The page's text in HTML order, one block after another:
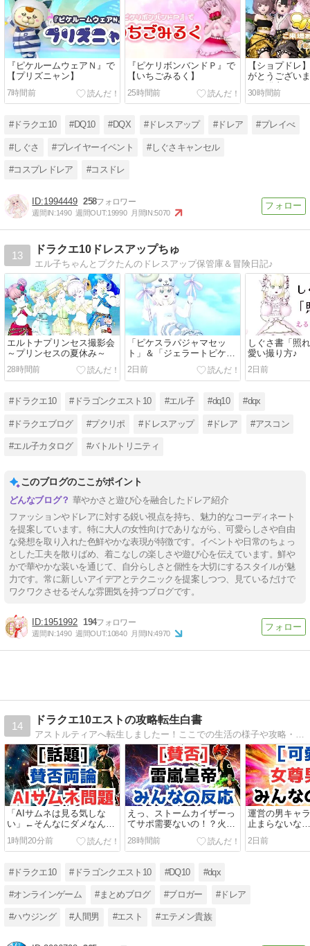
『ピケルームウェアＮ』で
【プリズニャン】
7時間前
『ピケリボンバンドＰ』で
【いちごみるく】
25時間前
【ショプドレ
がとうござい
ない浴衣セッ
30時間前
#ドラクエ10 #DQ10 #DQX #ドレスアップ #ドレア #プレイべ
#しぐさ #プレイヤーイベント #しぐさキャンセル
#コスプレドレア #コスドレ
1994449 258
週間IN:1490 週間OUT:19990 月間IN:5070
13
ドラクエ10ドレスアップちゅ
エル子ちゃんとプクたんのドレスアップ保管庫＆冒険日記♪
エルトナプリンセス撮影会
～プリンセスの夏休み～
28時間前
「ピケスラパジャマセッ
ト」＆「ジェラートピケプ
リズム」で『クマピケチャ
ン』
2日前
しぐさ書「照
愛い撮り方♪
2日前
#ドラクエ10 #ドラゴンクエスト10 #エル子 #dq10 #dqx
#ドラクエブログ #プクリポ #ドレスアップ #ドレア #アスコン
#エル子カタログ #バトルトリニティ
このブログのここがポイント
華やかさと遊び心を融合したドレア紹介
ファッションやドレアに対する鋭い視点を持ち、魅力的なコーディネート
を提案しています。特に大人の女性向けでありながら、可愛らしさや自由
な発想を取り入れた色鮮やかな表現が特徴です。イベントや日常のちょっ
とした工夫を散りばめ、着こなしの楽しさや遊び心を伝えています。鮮や
かで華やかな装いを通じて、自分らしさと個性を大切にするスタイルが魅
力です。常に新しいアイデアとテクニックを提案しつつ、見ているだけで
ワクワクさせるそんな雰囲気を持つブログです。
1951992 194
週間IN:1490 週間OUT:10840 月間IN:4970
14
ドラクエ10エストの攻略転生白書
アストルティアへ転生しましたー！ここでの生活の様子や攻略・金策・イベント等の情報を発信していきます。ドレア・ハウジング・職人・攻略・アップデート情報等の日常の記事を書いて行きます。
「AIサムネは見る気しな
い」←そんなにダメなん？
『本だし理論』で考えるAI
論争
1時間20分前
えっ、ストームカイザーっ
てサポ需要ないの！？火力
モリモリでも借りられない
理由
28時間前
運営の男キャ
止まらないな
の流れか…。
2日前
#ドラクエ10 #ドラゴンクエスト10 #DQ10 #dqx
#オンラインゲーム #まとめブログ #ブロガー #ドレア
#ハウジング #人間男 #エスト #エテメン貴族